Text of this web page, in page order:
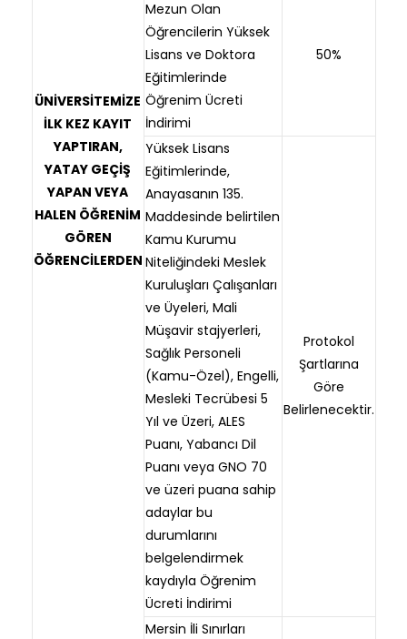
ÜNİVERSİTEMİZE
İLK KEZ KAYIT
YAPTIRAN,
YATAY GEÇİŞ
YAPAN VEYA
HALEN ÖĞRENİM
GÖREN
ÖĞRENCİLERDEN
Mezun Olan
Öğrencilerin Yüksek
Lisans ve Doktora
Eğitimlerinde
Öğrenim Ücreti
İndirimi
50%
Yüksek Lisans
Eğitimlerinde,
Anayasanın 135.
Maddesinde belirtilen
Kamu Kurumu
Niteliğindeki Meslek
Kuruluşları Çalışanları
ve Üyeleri, Mali
Müşavir stajyerleri,
Sağlık Personeli
(Kamu-Özel), Engelli,
Mesleki Tecrübesi 5
Yıl ve Üzeri, ALES
Puanı, Yabancı Dil
Puanı veya GNO 70
ve üzeri puana sahip
adaylar bu
durumlarını
belgelendirmek
kaydıyla Öğrenim
Ücreti İndirimi
Protokol
Şartlarına
Göre
Belirlenecektir.
Mersin İli Sınırları